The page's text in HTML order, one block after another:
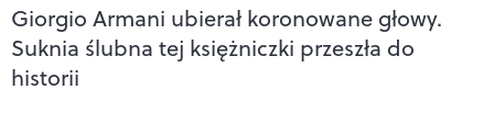
Giorgio Armani ubierał koronowane głowy.
Suknia ślubna tej księżniczki przeszła do
historii